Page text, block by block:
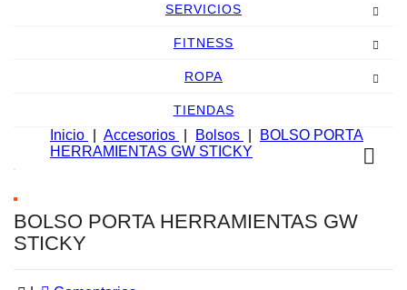
SERVICIOS
FITNESS
ROPA
TIENDAS
Inicio Accesorios Bolsos
BOLSO PORTA
HERRAMIENTAS GW STICKY

BOLSO PORTA HERRAMIENTAS GW
STICKY